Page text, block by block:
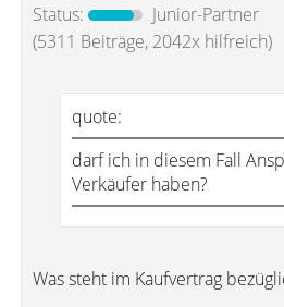
Status:
Junior-Partner
(5311 Beiträge, 2042x hilfreich)
quote:
darf ich in diesem Fall
Verkäufer haben?
Was steht im Kaufvertrag